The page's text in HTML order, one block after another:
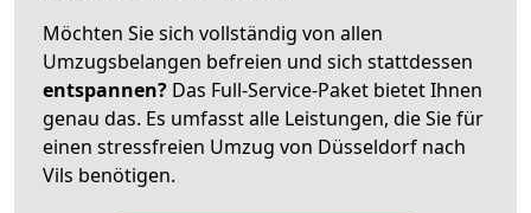
Möchten Sie sich vollständig von allen
Umzugsbelangen befreien und sich stattdessen
entspannen? Das Full-Service-Paket bietet Ihnen
genau das. Es umfasst alle Leistungen, die Sie für
einen stressfreien Umzug von Düsseldorf nach
Vils benötigen.